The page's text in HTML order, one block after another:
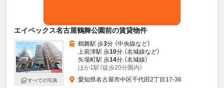
エイペックス名古屋鶴舞公園前の賃貸物件
すべての写真
鶴舞駅 歩3分 （中央線など）
上前津駅 歩10分 （名城線など）
矢場町駅 歩14分 （名城線）
ほか1駅（徒歩20分圏内）
愛知県名古屋市中区千代田2丁目17-36